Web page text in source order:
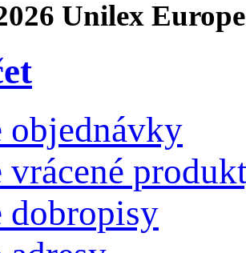
Unilex
objednávky
dobropisy